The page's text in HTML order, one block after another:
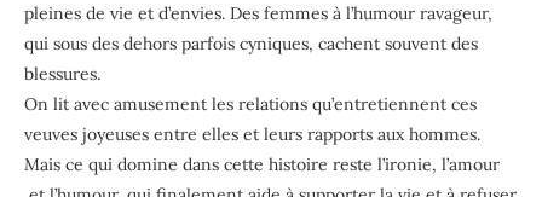
pleines de vie et d’envies. Des femmes à l’humour ravageur,
qui sous des dehors parfois cyniques, cachent souvent des
blessures.
On lit avec amusement les relations qu’entretiennent ces
veuves joyeuses entre elles et leurs rapports aux hommes.
Mais ce qui domine dans cette histoire reste l’ironie, l’amour